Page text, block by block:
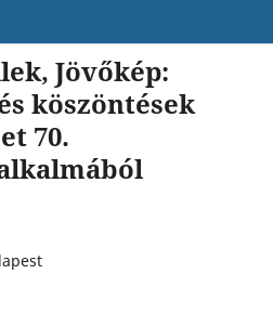
Jövőkép:
köszöntések
70.